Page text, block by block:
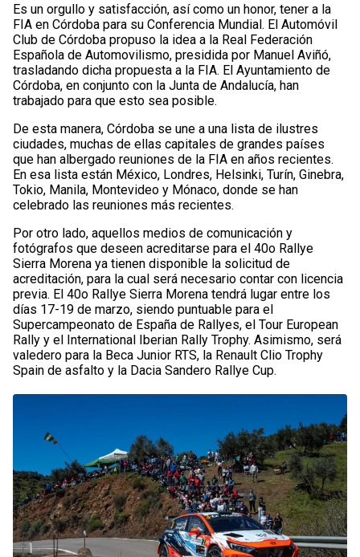
Es un orgullo y satisfacción, así como un honor, tener a la
FIA en Córdoba para su Conferencia Mundial. El Automóvil
Club de Córdoba propuso la idea a la Real Federación
Española de Automovilismo, presidida por Manuel Aviñó,
trasladando dicha propuesta a la FIA. El Ayuntamiento de
Córdoba, en conjunto con la Junta de Andalucía, han
trabajado para que esto sea posible.
De esta manera, Córdoba se une a una lista de ilustres
ciudades, muchas de ellas capitales de grandes países
que han albergado reuniones de la FIA en años recientes.
En esa lista están México, Londres, Helsinki, Turín, Ginebra,
Tokio, Manila, Montevideo y Mónaco, donde se han
celebrado las reuniones más recientes.
Por otro lado, aquellos medios de comunicación y
fotógrafos que deseen acreditarse para el 40o Rallye
Sierra Morena ya tienen disponible la solicitud de
acreditación, para la cual será necesario contar con licencia
previa. El 40o Rallye Sierra Morena tendrá lugar entre los
días 17-19 de marzo, siendo puntuable para el
Supercampeonato de España de Rallyes, el Tour European
Rally y el International Iberian Rally Trophy. Asimismo, será
valedero para la Beca Junior RTS, la Renault Clio Trophy
Spain de asfalto y la Dacia Sandero Rallye Cup.